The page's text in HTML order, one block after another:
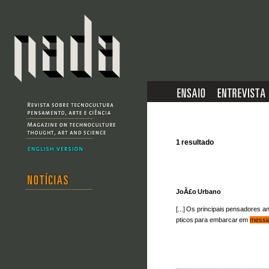
1 resultado
JoÃ£o Urbano
[...] Os principais pensadores
pticos para embarcar em